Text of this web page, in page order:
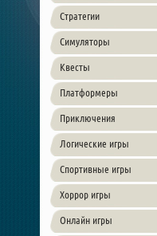
Стратегии
Симуляторы
Квесты
Платформеры
Приключения
Логические игры
Спортивные игры
Хоррор игры
Онлайн игры